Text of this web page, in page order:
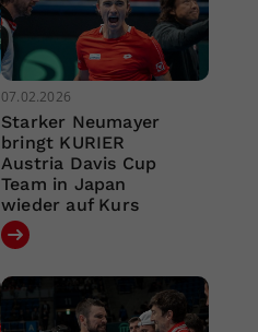
07.02.2026
Starker Neumayer
bringt KURIER
Austria Davis Cup
Team in Japan
wieder auf Kurs